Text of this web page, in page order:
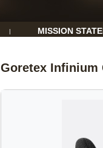
| MISSION
Goretex Infinium